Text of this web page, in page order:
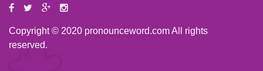
Copyright © 2020 pronounceword.com All rights
reserved.